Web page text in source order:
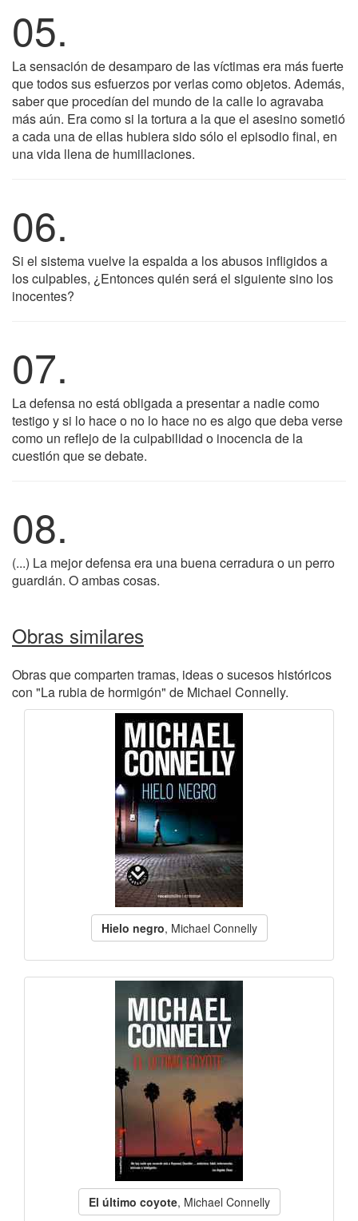
05.
La sensación de desamparo de las víctimas era más fuerte
que todos sus esfuerzos por verlas como objetos. Además,
saber que procedían del mundo de la calle lo agravaba
más aún. Era como si la tortura a la que el asesino sometió
a cada una de ellas hubiera sido sólo el episodio final, en
una vida llena de humillaciones.
06.
Si el sistema vuelve la espalda a los abusos infligidos a
los culpables, ¿Entonces quién será el siguiente sino los
inocentes?
07.
La defensa no está obligada a presentar a nadie como
testigo y si lo hace o no lo hace no es algo que deba verse
como un reflejo de la culpabilidad o inocencia de la
cuestión que se debate.
08.
(...) La mejor defensa era una buena cerradura o un perro
guardián. O ambas cosas.
Obras similares
Obras que comparten tramas, ideas o sucesos históricos
con "La rubia de hormigón" de Michael Connelly.
Hielo negro, Michael Connelly
El último coyote, Michael Connelly